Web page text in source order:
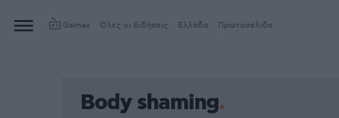
Games Όλες οι Ειδήσεις Ελλάδα Πρωτοσέλιδα
Body shaming